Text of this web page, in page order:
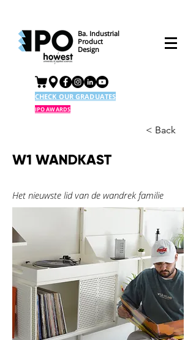
Ba. Industrial
Product
Design
CHECK OUR GRADUATES
IPO AWARDS
< Back
W1 WANDKAST
Het nieuwste lid van de wandrek familie